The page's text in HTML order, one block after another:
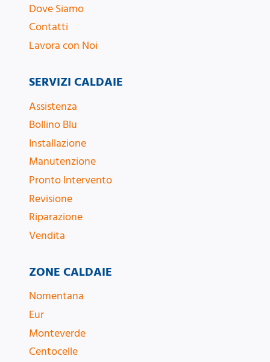
Dove Siamo
Contatti
Lavora con Noi
SERVIZI CALDAIE
Assistenza
Bollino Blu
Installazione
Manutenzione
Pronto Intervento
Revisione
Riparazione
Vendita
ZONE CALDAIE
Nomentana
Eur
Monteverde
Centocelle